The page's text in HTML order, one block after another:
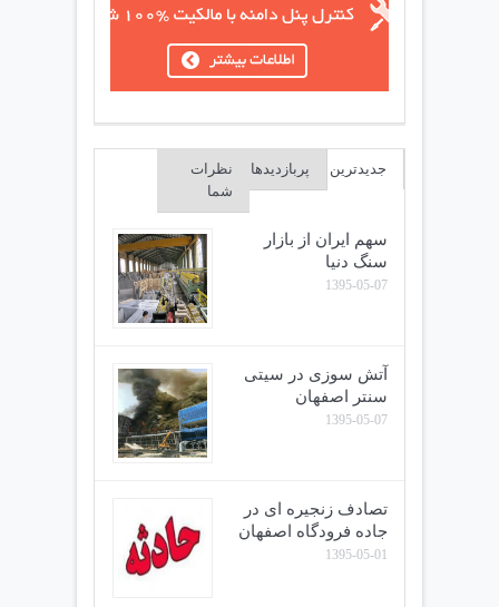
جدیدترین پربازدیدها
نظرات
شما
سهم ایران از بازار
سنگ دنیا
1395-05-07
آتش سوزی در سیتی
سنتر اصفهان
1395-05-07
تصادف زنجیره ای در
جاده فرودگاه اصفهان
1395-05-01